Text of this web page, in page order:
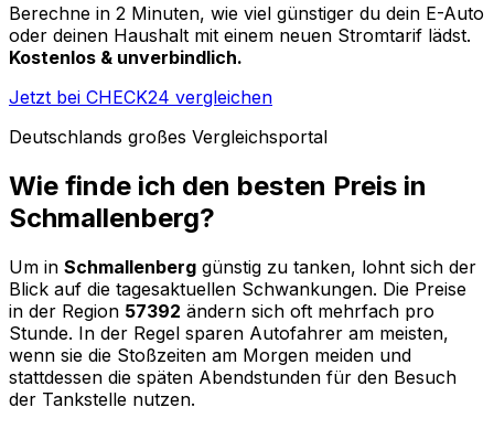
Berechne in 2 Minuten, wie viel günstiger du dein E-Auto
oder deinen Haushalt mit einem neuen Stromtarif lädst.
Kostenlos & unverbindlich.
Jetzt bei CHECK24 vergleichen
Deutschlands großes Vergleichsportal
Wie finde ich den besten Preis in
Schmallenberg?
Um in Schmallenberg günstig zu tanken, lohnt sich der
Blick auf die tagesaktuellen Schwankungen. Die Preise
in der Region 57392 ändern sich oft mehrfach pro
Stunde. In der Regel sparen Autofahrer am meisten,
wenn sie die Stoßzeiten am Morgen meiden und
stattdessen die späten Abendstunden für den Besuch
der Tankstelle nutzen.